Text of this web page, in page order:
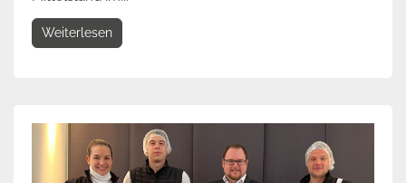
Weiterlesen